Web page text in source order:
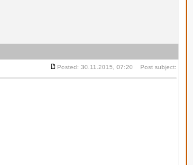
Posted: 30.11.2015, 07:20 Post subject: